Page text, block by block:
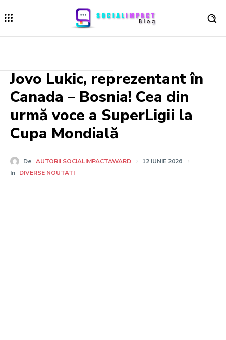
Jovo Lukic, reprezentant în
Canada – Bosnia! Cea din
urmă voce a SuperLigii la
Cupa Mondială
De AUTORII SOCIALIMPACTAWARD
12 IUNIE 2026
In DIVERSE NOUTATI